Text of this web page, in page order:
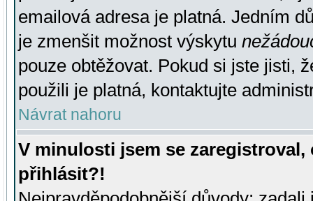
emailová adresa je platná. Jedním
je zmenšit možnost výskytu
pouze obtěžovat. Pokud si jste jisti,
použili je platná, kontaktujte
Návrat nahoru
V minulosti jsem se
přihlásit?!